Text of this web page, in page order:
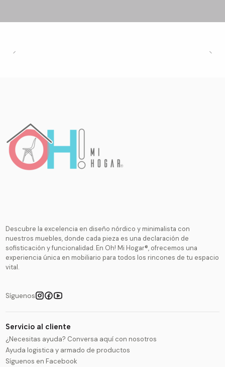
Descubre la excelencia en diseño nórdico y minimalista con
nuestros muebles, donde cada pieza es una declaración de
sofisticación y funcionalidad. En Oh! Mi Hogar®, ofrecemos una
experiencia única en mobiliario para todos los rincones de tu espacio
vital.
Síguenos
Servicio al cliente
¿Necesitas ayuda? Conversa aquí con nosotros
Ayuda logistica y armado de productos
Síguenos en Facebook